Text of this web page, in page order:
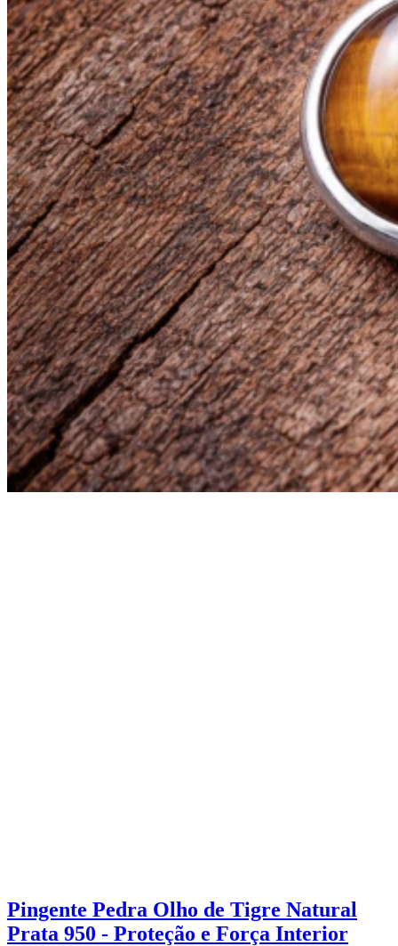
Pingente Pedra Olho de Tigre Natural
Prata 950 - Proteção e Força Interior